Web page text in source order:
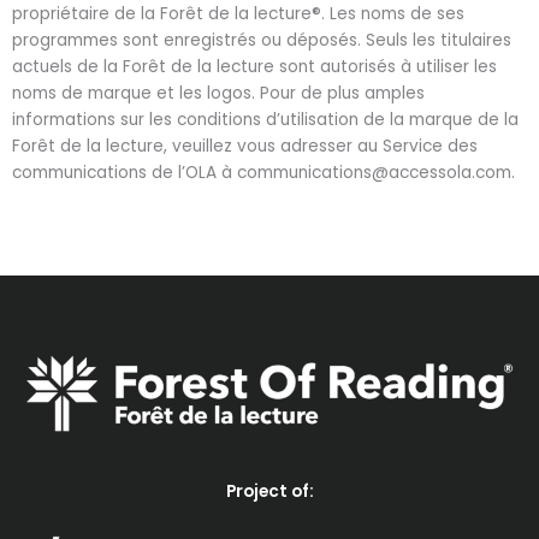
propriétaire de la Forêt de la lecture®. Les noms de ses
programmes sont enregistrés ou déposés. Seuls les titulaires
actuels de la Forêt de la lecture sont autorisés à utiliser les
noms de marque et les logos. Pour de plus amples
informations sur les conditions d’utilisation de la marque de la
Forêt de la lecture, veuillez vous adresser au Service des
communications de l’OLA à communications@accessola.com.
Project of: